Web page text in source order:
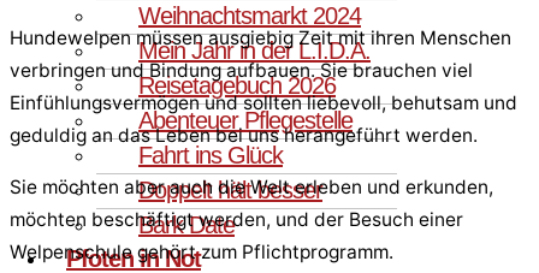
Weihnachtsmarkt 2024
Mein Jahr in der L.I.D.A.
Reisetagebuch 2026
Abenteuer Pflegestelle
Fahrt ins Glück
Doppelt hält besser
Bark Date
Pfoten in Not
Hundewelpen müssen ausgiebig Zeit mit ihren Menschen
verbringen und Bindung aufbauen. Sie brauchen viel
Einfühlungsvermögen und sollten liebevoll, behutsam und
geduldig an das Leben bei uns herangeführt werden.
Sie möchten aber auch die Welt erleben und erkunden,
möchten beschäftigt werden, und der Besuch einer
Welpenschule gehört zum Pflichtprogramm.